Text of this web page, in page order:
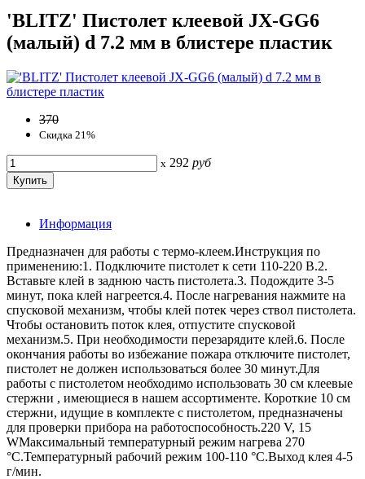
'BLITZ' Пистолет клеевой JX-GG6
(малый) d 7.2 мм в блистере пластик
370
Скидка 21%
x 292 руб
Информация
Предназначен для работы с термо-клеем.Инструкция по
применению:1. Подключите пистолет к сети 110-220 В.2.
Вставьте клей в заднюю часть пистолета.3. Подождите 3-5
минут, пока клей нагреется.4. После нагревания нажмите на
спусковой механизм, чтобы клей потек через ствол пистолета.
Чтобы остановить поток клея, отпустите спусковой
механизм.5. При необходимости перезарядите клей.6. После
окончания работы во избежание пожара отключите пистолет,
пистолет не должен использоваться более 30 минут.Для
работы с пистолетом необходимо использовать 30 см клеевые
стержни , имеющиеся в нашем ассортименте. Короткие 10 см
стержни, идущие в комплекте с пистолетом, предназначены
для проверки прибора на работоспособность.220 V, 15
WМаксимальный температурный режим нагрева 270
°С.Температурный рабочий режим 100-110 °С.Выход клея 4-5
г/мин.